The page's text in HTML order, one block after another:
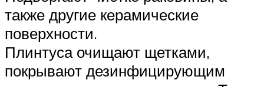
также другие керамические
поверхности.
Плинтуса очищают щетками,
покрывают дезинфицирующим